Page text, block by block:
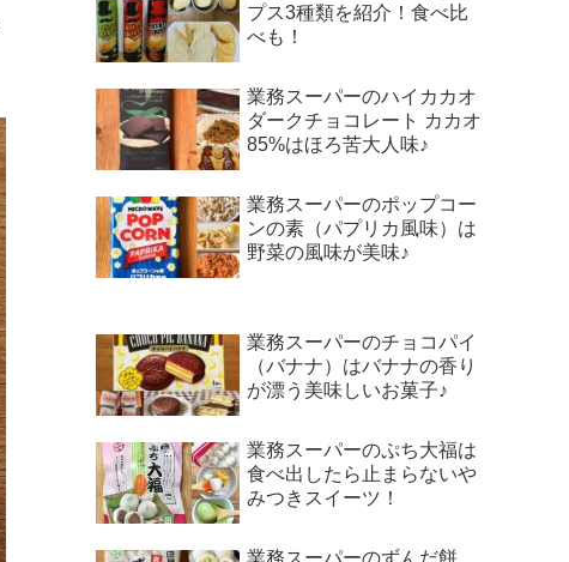
プス3種類を紹介！食べ比
べも！
業務スーパーのハイカカオ
ダークチョコレート カカオ
85%はほろ苦大人味♪
業務スーパーのポップコー
ンの素（パプリカ風味）は
野菜の風味が美味♪
業務スーパーのチョコパイ
（バナナ）はバナナの香り
が漂う美味しいお菓子♪
業務スーパーのぷち大福は
食べ出したら止まらないや
みつきスイーツ！
業務スーパーのずんだ餅